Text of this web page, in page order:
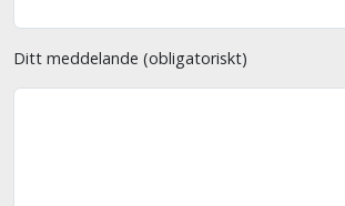
Ditt meddelande (obligatoriskt)